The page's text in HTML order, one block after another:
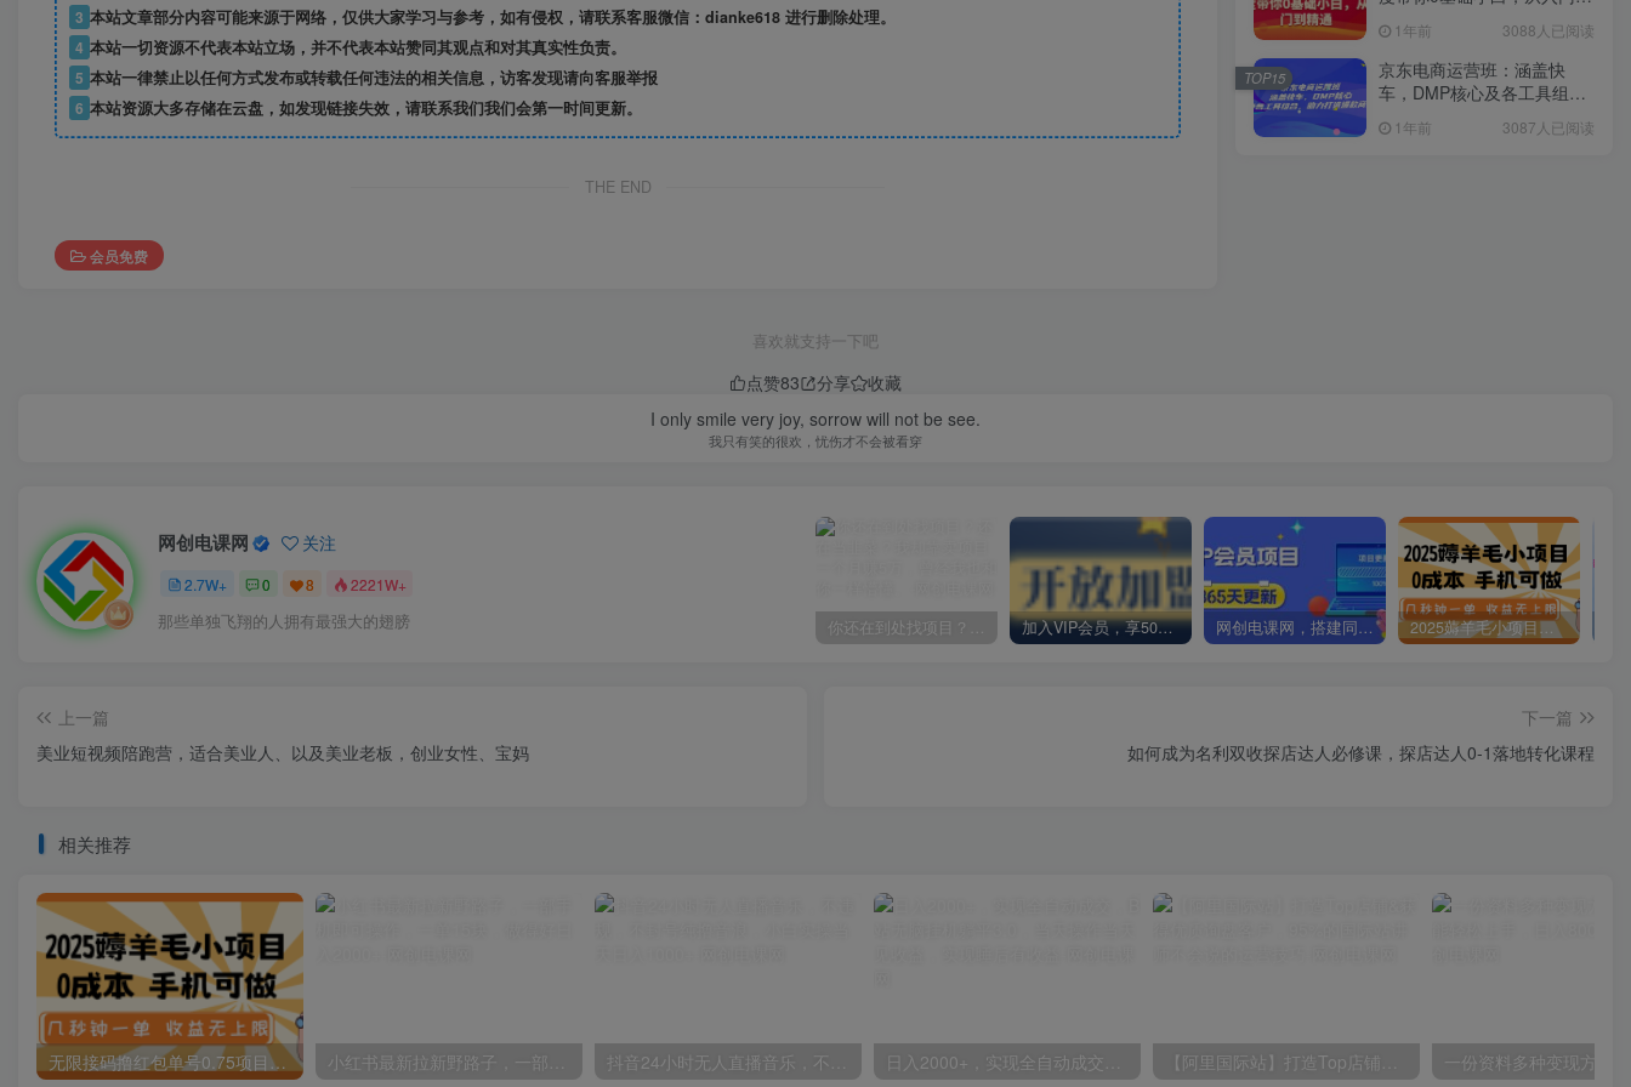
3 本站文章部分内容可能来源于网络，仅供大家学习与参考，如有侵权，请联系客服微信：dianke618 进行删除处理。
4 本站一切资源不代表本站立场，并不代表本站赞同其观点和对其真实性负责。
5 本站一律禁止以任何方式发布或转载任何违法的相关信息，访客发现请向客服举报
6 本站资源大多存储在云盘，如发现链接失效，请联系我们我们会第一时间更新。
THE END
会员免费
喜欢就支持一下吧
点赞83 分享
收藏
I only smile very joy, sorrow will not be see.
我只有笑的很欢，忧伤才不会被看穿
网创电课网 关注
2.7W+ 0 8 2221W+
那些单独飞翔的人拥有最强大的翅膀 你还在到处找项目？还在当韭菜？我却靠卖项目一个月赚5万，曾经我也和你一样懵懂。 加入VIP会员，享50%的推广提成，免费学习多种网上创业课程，菜鸟秒变大神！ 网创电课网，搭建同款知识付费资源网站，实现长期稳定被动收入~ 2025薅羊毛小项目，0成本 手机可做，几秒钟一单，收益无上限
上一篇
美业短视频陪跑营，适合美业人、以及美业老板，创业女性、宝妈
下一篇
如何成为名利双收探店达人必修课，探店达人0-1落地转化课程
相关推荐
无限接码撸红包单号0.75项目无偿分享给你【揭秘】 小红书最新拉新野路子，一部手机即可操作，一单15块，做得好日入2000+ 抖音24小时无人直播音乐，不违规，不封号纯撸音浪，小白实操当天日入1000+ 日入2000+，实现全自动成交，B站无脑挂机躺平3.0，当天操作当天见收益，实现睡后有收益 【阿里国际站】打造Top店铺&获得优质询盘客户，​95%的国际站讲师不会说的运营技巧
1年前 3088人已阅读
京东电商运营班：涵盖快
车，DMP核心及各工具组
1年前 3087人已阅读
TOP15